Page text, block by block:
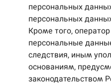
персональных
персональных
Кроме того,
персональные
следствия, иным
основаниям,
законодательством